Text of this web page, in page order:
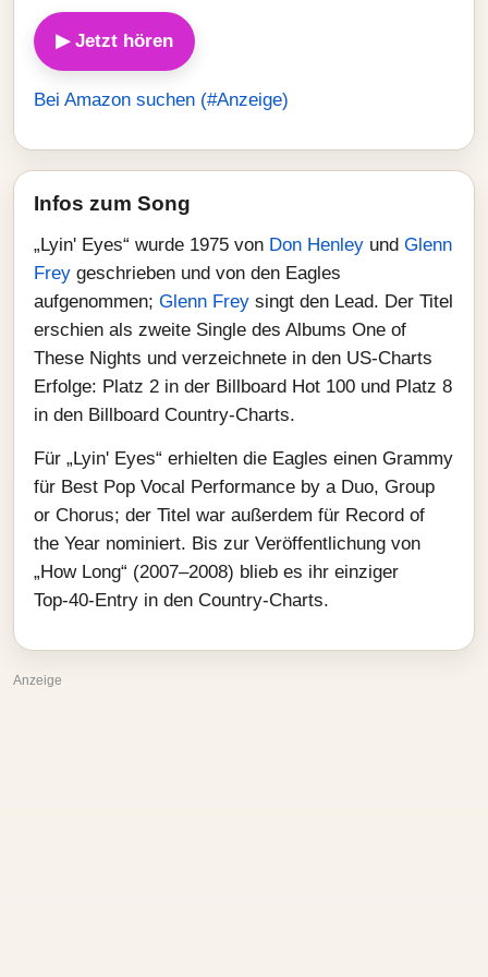
▶ Jetzt hören
Bei Amazon suchen (#Anzeige)
Infos zum Song
„Lyin' Eyes“ wurde 1975 von Don Henley und Glenn
Frey geschrieben und von den Eagles
aufgenommen; Glenn Frey singt den Lead. Der Titel
erschien als zweite Single des Albums One of
These Nights und verzeichnete in den US‑Charts
Erfolge: Platz 2 in der Billboard Hot 100 und Platz 8
in den Billboard Country‑Charts.
Für „Lyin' Eyes“ erhielten die Eagles einen Grammy
für Best Pop Vocal Performance by a Duo, Group
or Chorus; der Titel war außerdem für Record of
the Year nominiert. Bis zur Veröffentlichung von
„How Long“ (2007–2008) blieb es ihr einziger
Top‑40‑Entry in den Country‑Charts.
Anzeige